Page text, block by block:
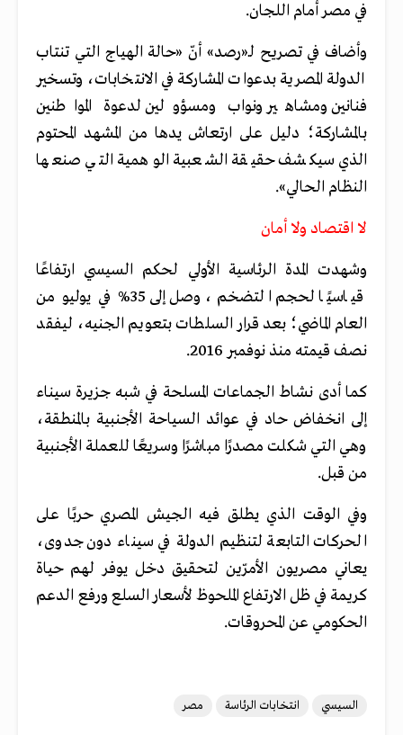
في مصر أمام اللجان.
وأضاف في تصريح لـ«رصد» أنّ «حالة الهياج التي تنتاب
الدولة المصرية بدعوات المشاركة في الانتخابات، وتسخير
فنانين ومشاهير ونواب ومسؤولين لدعوة المواطنين
بالمشاركة؛ دليل على ارتعاش يدها من المشهد المحتوم
الذي سيكشف حقيقة الشعبية الوهمية التي صنعها
النظام الحالي».
لا اقتصاد ولا أمان
وشهدت المدة الرئاسية الأولي لحكم السيسي ارتفاعًا
قياسيًا لحجم التضخم، وصل إلى 35% في يوليو من
العام الماضي؛ بعد قرار السلطات بتعويم الجنيه، ليفقد
نصف قيمته منذ نوفمبر 2016.
كما أدى نشاط الجماعات المسلحة في شبه جزيرة سيناء
إلى انخفاض حاد في عوائد السياحة الأجنبية بالمنطقة،
وهي التي شكلت مصدرًا مباشرًا وسريعًا للعملة الأجنبية
من قبل.
وفي الوقت الذي يطلق فيه الجيش المصري حربًا على
الحركات التابعة لتنظيم الدولة في سيناء دون جدوى،
يعاني مصريون الأمرّين لتحقيق دخل يوفر لهم حياة
كريمة في ظل الارتفاع الملحوظ لأسعار السلع ورفع الدعم
الحكومي عن المحروقات.
السيسي انتخابات الرئاسة مصر